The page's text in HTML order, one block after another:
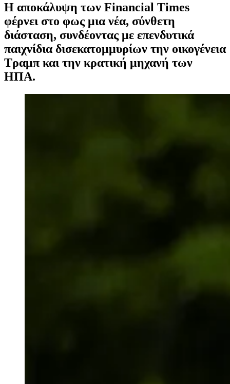
Η αποκάλυψη των Financial Times
φέρνει στο φως μια νέα, σύνθετη
διάσταση, συνδέοντας με επενδυτικά
παιχνίδια δισεκατομμυρίων την οικογένεια
Τραμπ και την κρατική μηχανή των
ΗΠΑ.